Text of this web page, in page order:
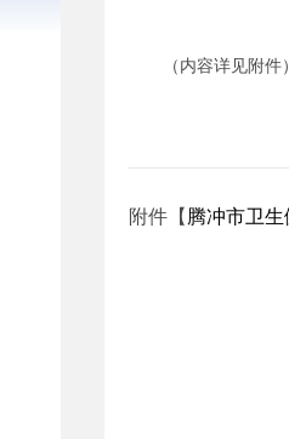
（内容详见附件）
附件【 腾冲市卫